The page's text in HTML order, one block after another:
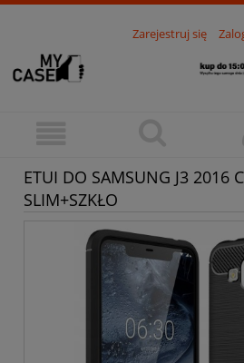
Zarejestruj się
ETUI DO SAMSUNG J3 2016
SLIM+SZKŁO